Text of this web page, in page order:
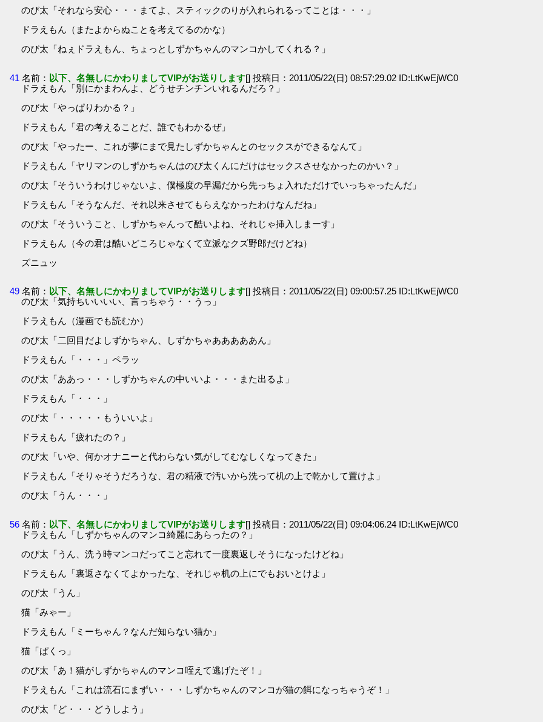
のび太「それなら安心・・・まてよ、スティックのりが入れられるってことは・・・」
ドラえもん（またよからぬことを考えてるのかな）
のび太「ねぇドラえもん、ちょっとしずかちゃんのマンコかしてくれる？」
41 名前： 以下、名無しにかわりましてVIPがお送りします[] 投稿日：2011/05/22(日) 08:57:29.02 ID:LtKwEjWC0
ドラえもん「別にかまわんよ、どうせチンチンいれるんだろ？」
のび太「やっぱりわかる？」
ドラえもん「君の考えることだ、誰でもわかるぜ」
のび太「やったー、これが夢にまで見たしずかちゃんとのセックスができるなんて」
ドラえもん「ヤリマンのしずかちゃんはのび太くんにだけはセックスさせなかったのかい？」
のび太「そういうわけじゃないよ、僕極度の早漏だから先っちょ入れただけでいっちゃったんだ」
ドラえもん「そうなんだ、それ以来させてもらえなかったわけなんだね」
のび太「そういうこと、しずかちゃんって酷いよね、それじゃ挿入しまーす」
ドラえもん（今の君は酷いどころじゃなくて立派なクズ野郎だけどね）
ズニュッ
49 名前： 以下、名無しにかわりましてVIPがお送りします[] 投稿日：2011/05/22(日) 09:00:57.25 ID:LtKwEjWC0
のび太「気持ちいいいい、言っちゃう・・うっ」
ドラえもん（漫画でも読むか）
のび太「二回目だよしずかちゃん、しずかちゃあああああん」
ドラえもん「・・・」ペラッ
のび太「ああっ・・・しずかちゃんの中いいよ・・・また出るよ」
ドラえもん「・・・」
のび太「・・・・・もういいよ」
ドラえもん「疲れたの？」
のび太「いや、何かオナニーと代わらない気がしてむなしくなってきた」
ドラえもん「そりゃそうだろうな、君の精液で汚いから洗って机の上で乾かして置けよ」
のび太「うん・・・」
56 名前： 以下、名無しにかわりましてVIPがお送りします[] 投稿日：2011/05/22(日) 09:04:06.24 ID:LtKwEjWC0
ドラえもん「しずかちゃんのマンコ綺麗にあらったの？」
のび太「うん、洗う時マンコだってこと忘れて一度裏返しそうになったけどね」
ドラえもん「裏返さなくてよかったな、それじゃ机の上にでもおいとけよ」
のび太「うん」
猫「みゃー」
ドラえもん「ミーちゃん？なんだ知らない猫か」
猫「ぱくっ」
のび太「あ！猫がしずかちゃんのマンコ咥えて逃げたぞ！」
ドラえもん「これは流石にまずい・・・しずかちゃんのマンコが猫の餌になっちゃうぞ！」
のび太「ど・・・どうしよう」